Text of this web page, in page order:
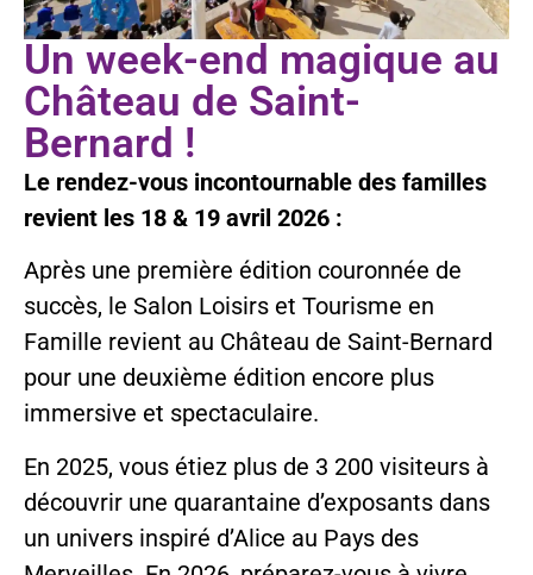
Un week-end magique au
Château de Saint-
Bernard !
Le rendez-vous incontournable des familles
revient les 18 & 19 avril 2026 :
Après une première édition couronnée de
succès, le Salon Loisirs et Tourisme en
Famille revient au Château de Saint-Bernard
pour une deuxième édition encore plus
immersive et spectaculaire.
En 2025, vous étiez plus de 3 200 visiteurs à
découvrir une quarantaine d’exposants dans
un univers inspiré d’Alice au Pays des